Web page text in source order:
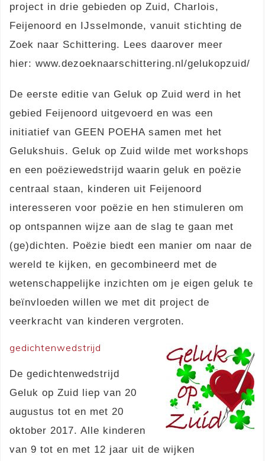
project in drie gebieden op Zuid, Charlois,
Feijenoord en IJsselmonde, vanuit stichting de
Zoek naar Schittering. Lees daarover meer
hier: www.dezoeknaarschittering.nl/gelukopzuid/
De eerste editie van Geluk op Zuid werd in het
gebied Feijenoord uitgevoerd en was een
initiatief van GEEN POEHA samen met het
Gelukshuis. Geluk op Zuid wilde met workshops
en een poëziewedstrijd waarin geluk en poëzie
centraal staan, kinderen uit Feijenoord
interesseren voor poëzie en hen stimuleren om
op ontspannen wijze aan de slag te gaan met
(ge)dichten. Poëzie biedt een manier om naar de
wereld te kijken, en gecombineerd met de
wetenschappelijke inzichten om je eigen geluk te
beïnvloeden willen we met dit project de
veerkracht van kinderen vergroten.
gedichtenwedstrijd
De gedichtenwedstrijd
Geluk op Zuid liep van 20
augustus tot en met 20
oktober 2017. Alle kinderen
van 9 tot en met 12 jaar uit de wijken